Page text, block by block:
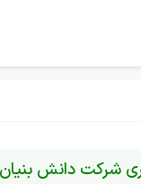
شرکت دانش بنیان